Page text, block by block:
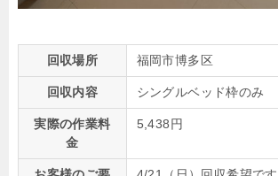
回収場所 福岡市博多区
回収内容 シングルベッド枠のみ
実際の作業料
金
5,438円